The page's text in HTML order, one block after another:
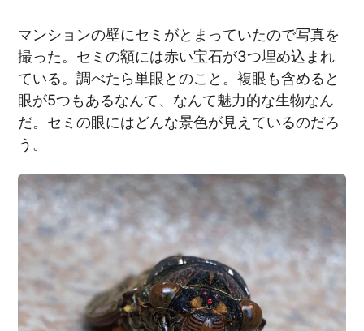
マンションの壁にセミがとまっていたので写真を
撮った。セミの額には赤い宝石が3つ埋め込まれ
ている。調べたら単眼とのこと。複眼も含めると
眼が5つもあるなんて、なんて魅力的な生物なん
だ。セミの眼にはどんな景色が見えているのだろ
う。